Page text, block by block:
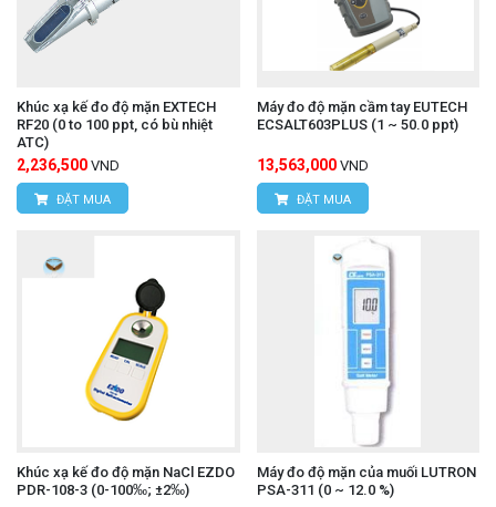
Khúc xạ kế đo độ mặn EXTECH
RF20 (0 to 100 ppt, có bù nhiệt
ATC)
2,236,500 VND
ĐẶT MUA
Máy đo độ mặn cầm tay EUTECH
ECSALT603PLUS (1 ~ 50.0 ppt)
13,563,000 VND
ĐẶT MUA
Khúc xạ kế đo độ mặn NaCl EZDO
PDR-108-3 (0-100‰; ±2‰)
Máy đo độ mặn của muối LUTRON
PSA-311 (0 ~ 12.0 %)